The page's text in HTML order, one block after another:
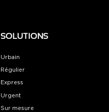
SOLUTIONS
Urbain
Régulier
Express
Urgent
Sur mesure